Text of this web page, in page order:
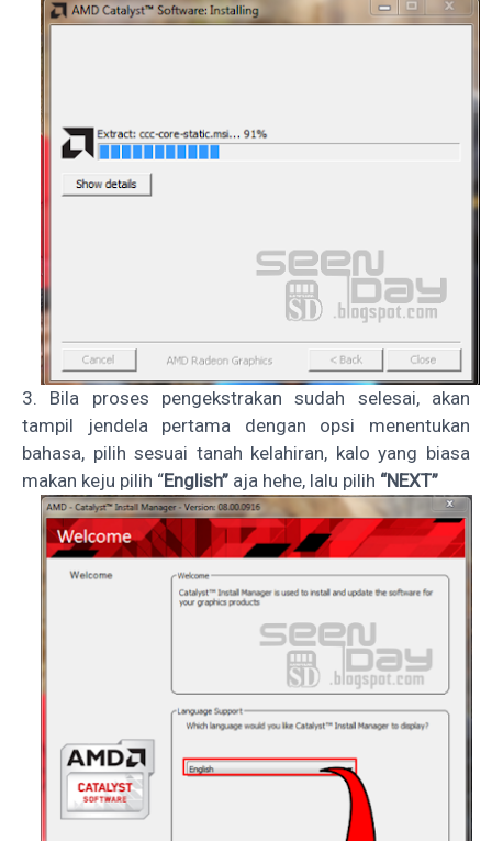
3. Bila proses pengekstrakan sudah selesai, akan
tampil jendela pertama dengan opsi menentukan
bahasa, pilih sesuai tanah kelahiran, kalo yang biasa
makan keju pilih “English” aja hehe, lalu pilih “NEXT”